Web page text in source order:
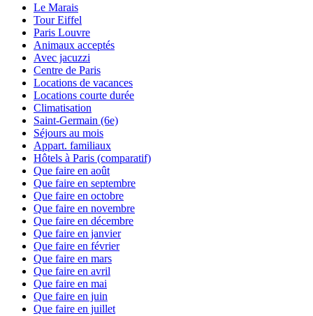
Le Marais
Tour Eiffel
Paris Louvre
Animaux acceptés
Avec jacuzzi
Centre de Paris
Locations de vacances
Locations courte durée
Climatisation
Saint-Germain (6e)
Séjours au mois
Appart. familiaux
Hôtels à Paris (comparatif)
Que faire en août
Que faire en septembre
Que faire en octobre
Que faire en novembre
Que faire en décembre
Que faire en janvier
Que faire en février
Que faire en mars
Que faire en avril
Que faire en mai
Que faire en juin
Que faire en juillet